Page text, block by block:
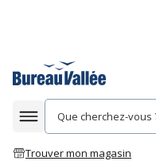
Afficher la navigation
Trouver mon magasin